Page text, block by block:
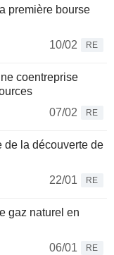
première bourse
10/02
RE
coentreprise
07/02
RE
de la découverte de
22/01
RE
gaz naturel en
06/01
RE